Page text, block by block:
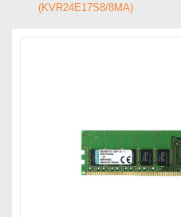
(KVR24E17S8/8MA)